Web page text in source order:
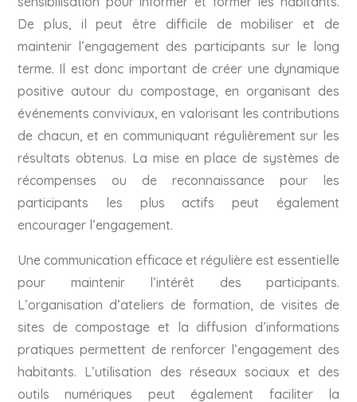
De plus, il peut être difficile de mobiliser et de
maintenir l’engagement des participants sur le long
terme. Il est donc important de créer une dynamique
positive autour du compostage, en organisant des
événements conviviaux, en valorisant les contributions
de chacun, et en communiquant régulièrement sur les
résultats obtenus. La mise en place de systèmes de
récompenses ou de reconnaissance pour les
participants les plus actifs peut également
encourager l’engagement.
Une communication efficace et régulière est essentielle
pour maintenir l’intérêt des participants.
L’organisation d’ateliers de formation, de visites de
sites de compostage et la diffusion d’informations
pratiques permettent de renforcer l’engagement des
habitants. L’utilisation des réseaux sociaux et des
outils numériques peut également faciliter la